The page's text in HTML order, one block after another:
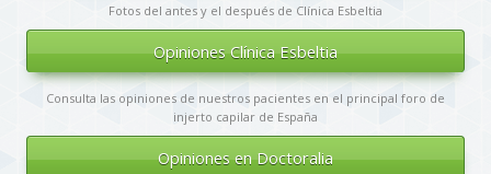
Fotos del antes y el después de Clínica Esbeltia
Opiniones Clínica Esbeltia
Consulta las opiniones de nuestros pacientes en el principal foro de
injerto capilar de España
Opiniones en Doctoralia